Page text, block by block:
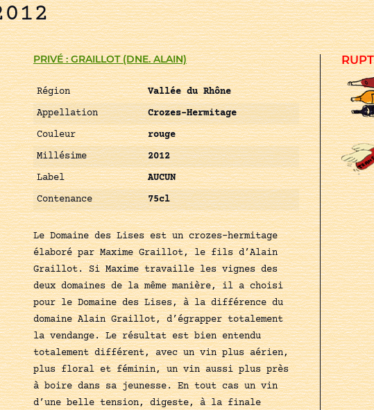
PRIVÉ : GRAILLOT (DNE. ALAIN)
Région
Vallée du Rhône
Appellation
Crozes-Hermitage
Couleur
rouge
Millésime
2012
Label
AUCUN
Contenance
75cl
Le Domaine des Lises est un crozes-hermitage
élaboré par Maxime Graillot, le fils d’Alain
Graillot. Si Maxime travaille les vignes des
deux domaines de la même manière, il a choisi
pour le Domaine des Lises, à la différence du
domaine Alain Graillot, d’égrapper totalement
la vendange. Le résultat est bien entendu
totalement différent, avec un vin plus aérien,
plus floral et féminin, un vin aussi plus près
à boire dans sa jeunesse. En tout cas un vin
d’une belle tension, digeste, à la finale